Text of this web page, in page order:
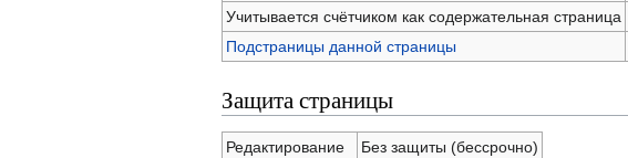
Учитывается счётчиком как содержательная страница
Подстраницы данной страницы
Защита страницы
Редактирование
Без защиты (бессрочно)